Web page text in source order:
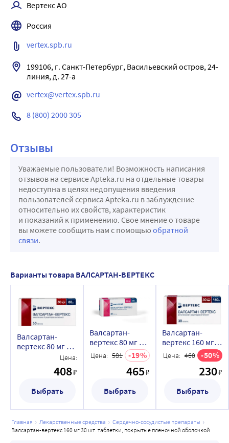
Вертекс АО
Россия
vertex.spb.ru
199106, г. Санкт-Петербург, Васильевский остров, 24-
vertex@vertex.spb.ru
8 (800) 2000 305
Отзывы
Уважаемые пользователи! Возможность написания
отзывов на сервисе Apteka.ru на отдельные товары
недоступна в целях недопущения введения
пользователей сервиса Apteka.ru в заблуждение
относительно их свойств, характеристик
и показаний к применению. Свое мнение о товаре
вы можете сообщить нам с помощью обратной
связи.
Варианты товара ВАЛСАРТАН-ВЕРТЕКС
Валсартан-
вертекс 80 мг 30
пленочной
оболочкой
Цена:
408₽
Выбрать
Валсартан-
вертекс 80 мг 60
шт. блистер
таблетки,
оболочкой
Цена: 581 19
465₽
Выбрать
Валсартан-
вертекс 160 мг
30 шт. таблетки,
покрытые
пленочной
Цена: 460 50
230₽
Выбрать
главная лекарственные средства
сердечно-сосудистые препараты
валсартан-вертекс 160 мг 30 шт. таблетки, покрытые пленочной оболочкой